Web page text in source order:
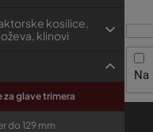
kosilice,
klinovi
glave trimera
do 129 mm
Na
s
p
o
i